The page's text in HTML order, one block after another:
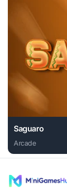
Saguaro
Arcade
Play Saguaro